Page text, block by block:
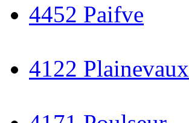
4452 Paifve
4122 Plainevaux